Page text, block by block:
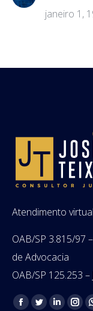
janeiro 1,
Atendimento
OAB/SP 3.815/97
de Advocacia
OAB/SP 125.253
Encontre-nos em: